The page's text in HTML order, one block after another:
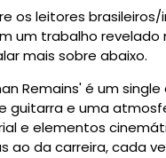
os leitores
um trabalho
mais sobre abaixo.
Remains' é um
e uma
e elementos
ao da carreira, cada